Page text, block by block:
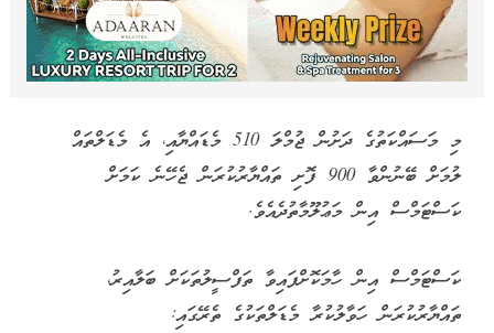
މި މަސައްކަތުގެ ދަށުން ޖުމްލަ 510 މެޑައްޔާއި، އެ މެޑަލްތައް
ލުމަށް ބޭނުންވާ 900 ފޮށި ތައްޔާރުކުރަން ޖެހޭނެ ކަމަށް
ކަސްޓަމްސް އިން މަޢުލޫމާތުދެއެވެ.
ކަސްޓަމްސް އިން ހާމަކޮށްފައިވާ ތަފްސީލުތަކަށް ބަލާއިރު،
ތައްޔާރުކުރަން ހަވާލުކުރާ މެޑަލްތަކުގެ ތެރޭގައި: